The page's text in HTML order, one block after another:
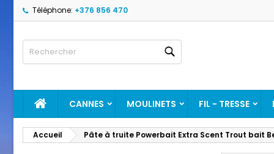
Téléphone: +376 856 470
ACCUEILCANNES MOULINETS FIL - TRESSE
Accueil Pâte à truite Powerbait Extra Scent Trout bait